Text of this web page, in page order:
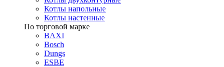
Котлы напольные
Котлы настенные
По торговой марке
BAXI
Bosch
Dungs
ESBE